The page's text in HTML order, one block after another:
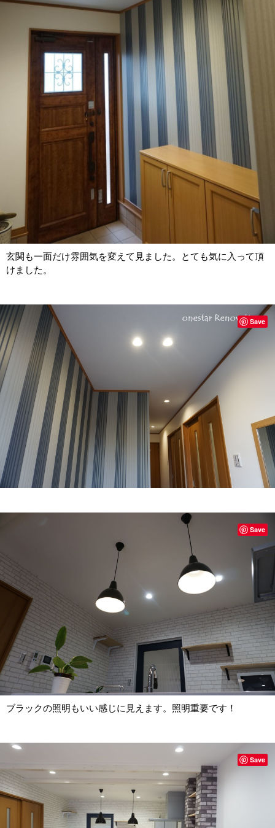
玄関も一面だけ雰囲気を変えて見ました。とても気に入って頂
けました。
Save
ブラックの照明もいい感じに見えます。照明重要です！
Save
Save